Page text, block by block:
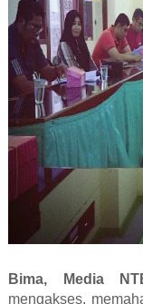
Bima, Media
mengakses,